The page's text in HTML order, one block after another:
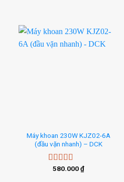
Máy khoan 230W KJZ02-6A
(đầu vặn nhanh) – DCK
Rated5.00
580.000₫